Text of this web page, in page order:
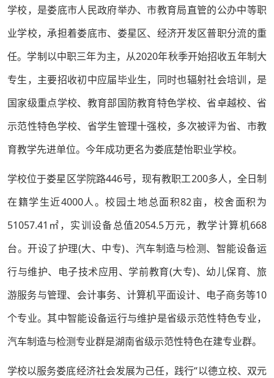
学校，是娄底市人民政府举办、市教育局直管的公办中等职
业学校，承担着娄底市、娄星区、经济开发区普职分流的重
任。学制以中职三年为主，从2020年秋季开始招收五年制大
专生，主要招收初中应届毕业生，同时也辐射社会培训，是
国家级重点学校、教育部国防教育特色学校、省卓越校、省
示范性特色学校、省学生管理十强校，多次被评为省、市教
育教学先进单位。今年成功更名为娄底楚怡职业学校。
学校位于娄星区学院路446号，现有教职工200多人，全日制
在籍学生近4000人。校园土地总面积82亩，校舍面积为
51057.41㎡，实训设备总值2054.5万元，教学计算机668
台。开设了护理(大、中专)、汽车制造与检测、智能设备运
行与维护、电子技术应用、学前教育(大专)、幼儿保育、旅
游服务与管理、会计事务、计算机平面设计、电子商务等10
个专业。其中智能设备运行与维护是省级示范性特色专业，
汽车制造与检测专业群是湖南省级示范性特色在建专业群。
学校以服务娄底经济社会发展为己任，践行“以德立校、双元